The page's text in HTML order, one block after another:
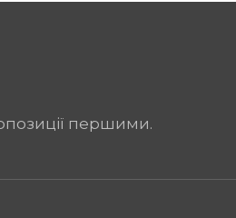
першими.